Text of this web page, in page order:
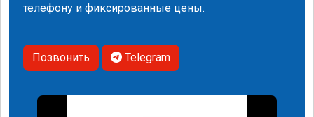
телефону и фиксированные цены.
Позвонить Telegram